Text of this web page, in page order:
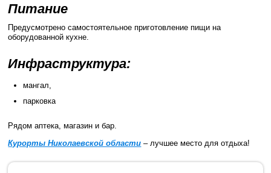
Питание
Предусмотрено самостоятельное приготовление пищи на
оборудованной кухне.
Инфраструктура:
мангал,
парковка
Рядом аптека, магазин и бар.
Курорты Николаевской области – лучшее место для отдыха!